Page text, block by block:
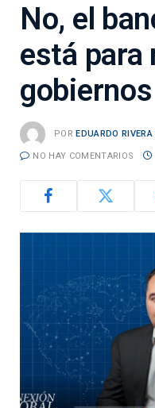
No, el
está para
gobiernos
POR EDUARDO
NO HAY COMENTARIOS